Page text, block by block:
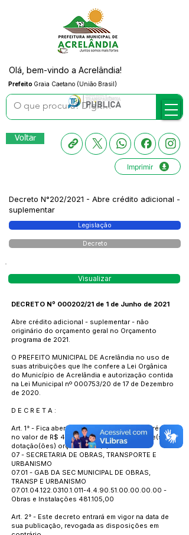
Prefeito Graia Caetano (União Brasil)
Olá, bem-vindo a Acrelândia!
Voltar
Imprimir
Decreto N°202/2021 - Abre crédito adicional -
suplementar
Legislação
Decreto
Visualizar
DECRETO Nº 000202/21 de 1 de Junho de 2021
Abre crédito adicional - suplementar - não
originário do orçamento geral no Orçamento
programa de 2021.
O PREFEITO MUNICIPAL DE Acrelândia no uso de
suas atribuições que lhe confere a Lei Orgânica
do Município de Acrelândia e autorização contida
na Lei Municipal nº 000753/20 de 17 de Dezembro
de 2020.
D E C R E T A :
Art. 1° - Fica aberto no corrente exercício Crédito
no valor de R$ 481.105,00 para a(s) seguinte(s)
dotação(ões) orçamentária(s):
07 - SECRETARIA DE OBRAS, TRANSPORTE E
URBANISMO
07.01 - GAB DA SEC MUNICIPAL DE OBRAS,
TRANSP E URBANISMO
07.01.04.122.0310.1.011-4.4.90.51.00.00.00.00 -
Obras e Instalações 481.105,00
Art. 2° - Este decreto entrará em vigor na data de
sua publicação, revogada as disposições em